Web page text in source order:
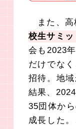
また、高
校生サミッ
会も2023
だけでな
招待。地
結果、
35団体か
成長した